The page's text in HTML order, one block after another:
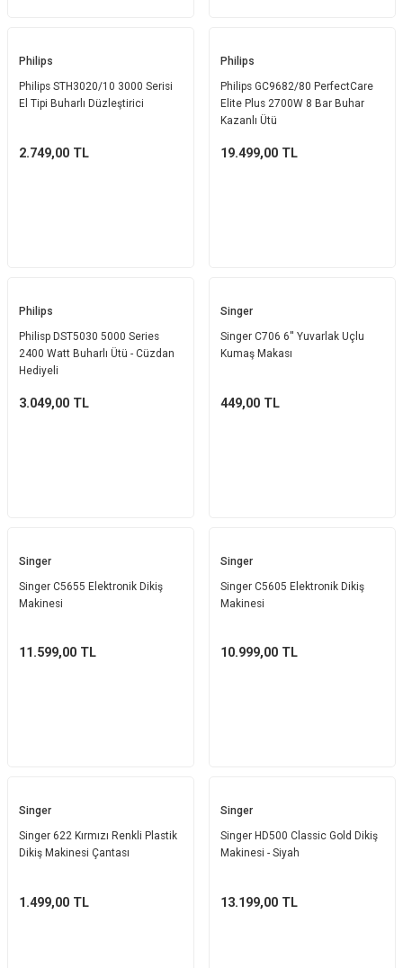
Philips
Philips STH3020/10 3000 Serisi
El Tipi Buharlı Düzleştirici
2.749,00 TL
Philips
Philips GC9682/80 PerfectCare
Elite Plus 2700W 8 Bar Buhar
Kazanlı Ütü
19.499,00 TL
Philips
Philisp DST5030 5000 Series
2400 Watt Buharlı Ütü - Cüzdan
Hediyeli
3.049,00 TL
Singer
Singer C706 6'' Yuvarlak Uçlu
Kumaş Makası
449,00 TL
Singer
Singer C5655 Elektronik Dikiş
Makinesi
11.599,00 TL
Singer
Singer C5605 Elektronik Dikiş
Makinesi
10.999,00 TL
Singer
Singer 622 Kırmızı Renkli Plastik
Dikiş Makinesi Çantası
1.499,00 TL
Singer
Singer HD500 Classic Gold Dikiş
Makinesi - Siyah
13.199,00 TL